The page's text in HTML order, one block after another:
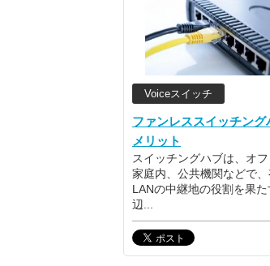
Voiceスイッチ
ファンレススイッチング
メリット
スイッチングハブは、オ
家庭内、公共機関などで
LANの中継地の役割を果た
辺...